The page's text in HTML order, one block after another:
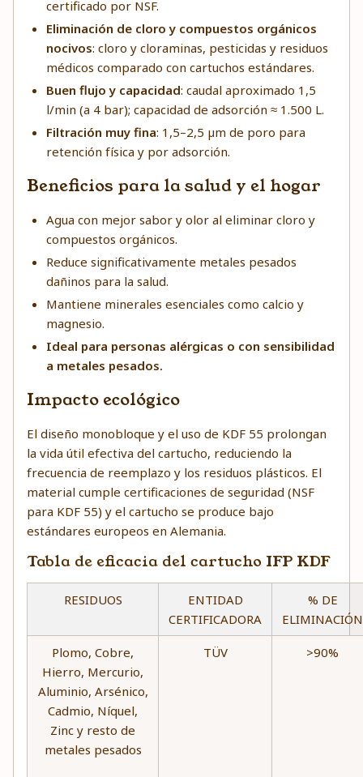
certificado por NSF.
Eliminación de cloro y compuestos orgánicos
nocivos: cloro y cloraminas, pesticidas y residuos
médicos comparado con cartuchos estándares.
Buen flujo y capacidad: caudal aproximado 1,5
l/min (a 4 bar); capacidad de adsorción ≈ 1.500 L.
Filtración muy fina: 1,5–2,5 µm de poro para
retención física y por adsorción.
Beneficios para la salud y el hogar
Agua con mejor sabor y olor al eliminar cloro y
compuestos orgánicos.
Reduce significativamente metales pesados
dañinos para la salud.
Mantiene minerales esenciales como calcio y
magnesio.
Ideal para personas alérgicas o con sensibilidad
a metales pesados.
Impacto ecológico
El diseño monobloque y el uso de KDF 55 prolongan
la vida útil efectiva del cartucho, reduciendo la
frecuencia de reemplazo y los residuos plásticos. El
material cumple certificaciones de seguridad (NSF
para KDF 55) y el cartucho se produce bajo
estándares europeos en Alemania.
Tabla de eficacia del cartucho IFP KDF
RESIDUOS
ENTIDAD
CERTIFICADORA
% DE
ELIMINACIÓN
Plomo, Cobre,
Hierro, Mercurio,
Aluminio, Arsénico,
Cadmio, Níquel,
Zinc y resto de
metales pesados
TÜV >90%